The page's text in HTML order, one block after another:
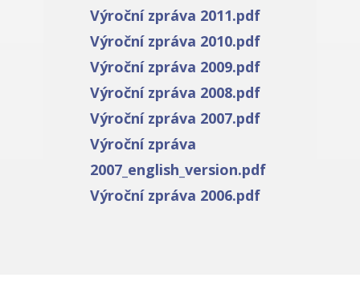
Výroční zpráva 2011.pdf
Výroční zpráva 2010.pdf
Výroční zpráva 2009.pdf
Výroční zpráva 2008.pdf
Výroční zpráva 2007.pdf
Výroční zpráva
2007_english_version.pdf
Výroční zpráva 2006.pdf